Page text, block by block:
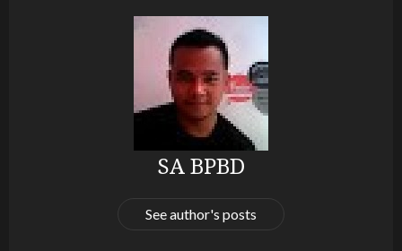
SA BPBD
See author's posts